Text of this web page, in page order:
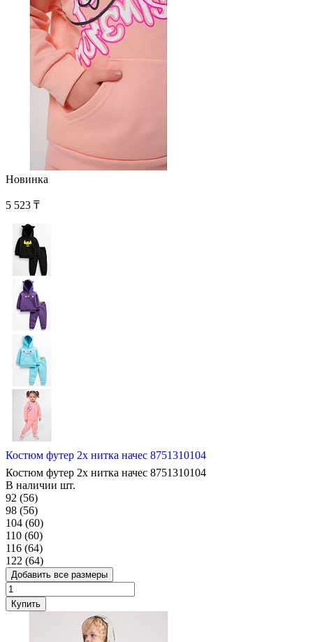
Новинка
5 523 ₸
Костюм футер 2х нитка начес 8751310104
Костюм футер 2х нитка начес 8751310104
В наличии шт.
92 (56)
98 (56)
104 (60)
110 (60)
116 (64)
122 (64)
Добавить все размеры
Купить